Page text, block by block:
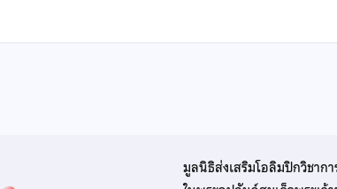
มูลนิธิส่งเสริมโอลิมปิกวิชา